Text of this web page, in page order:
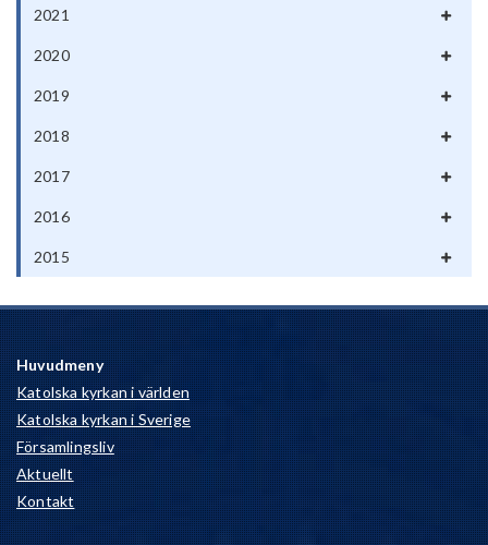
2021
2020
2019
2018
2017
2016
2015
Huvudmeny
Katolska kyrkan i världen
Katolska kyrkan i Sverige
Församlingsliv
Aktuellt
Kontakt